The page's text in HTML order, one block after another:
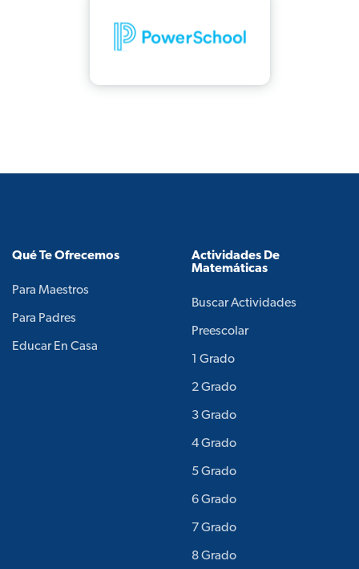
Qué Te Ofrecemos
Para Maestros
Para Padres
Educar En Casa
Actividades De
Matemáticas
Buscar Actividades
Preescolar
1 Grado
2 Grado
3 Grado
4 Grado
5 Grado
6 Grado
7 Grado
8 Grado